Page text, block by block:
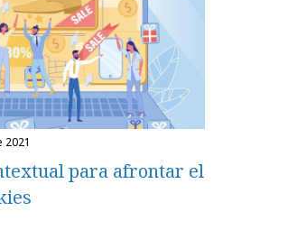
2021
para afrontar el